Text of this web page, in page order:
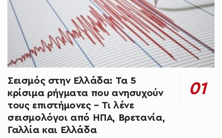
Σεισμός στην Ελλάδα: Τα 5
κρίσιμα ρήγματα που ανησυχούν
τους επιστήμονες – Τι λένε
σεισμολόγοι από ΗΠΑ, Βρετανία,
Γαλλία και Ελλάδα